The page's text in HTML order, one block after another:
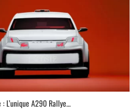
L’unique A290 Rallye...